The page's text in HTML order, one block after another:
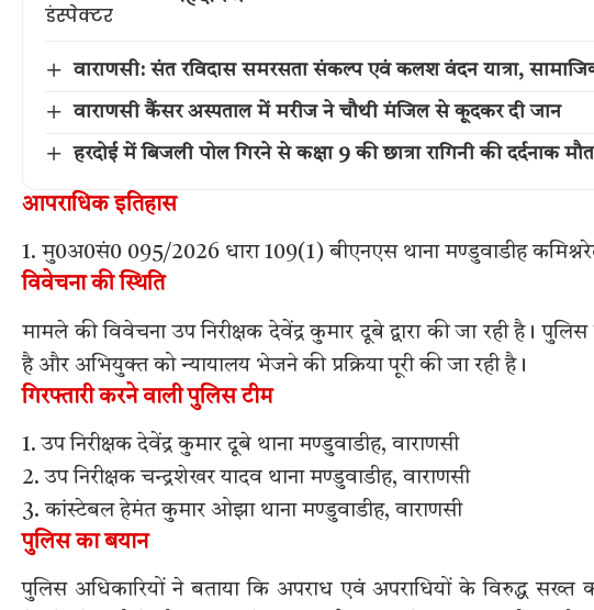
वाराणसी: संत रविदास समरसता संकल्प एवं कलश वंदन यात्रा,
वाराणसी कैंसर अस्पताल में मरीज ने चौथी मंजिल से कूदकर दी जान
हरदोई में बिजली पोल गिरने से कक्षा 9 की छात्रा रागिनी की दर्दनाक मौत
आपराधिक इतिहास
1. मु0अ0सं0 095/2026 धारा 109(1) बीएनएस थाना मण्डुवाडीह
विवेचना की स्थिति
मामले की विवेचना उप निरीक्षक देवेंद्र कुमार दूबे द्वारा की जा रही है।
है और अभियुक्त को न्यायालय भेजने की प्रक्रिया पूरी की जा रही है।
गिरफ्तारी करने वाली पुलिस टीम
1. उप निरीक्षक देवेंद्र कुमार दूबे थाना मण्डुवाडीह, वाराणसी
2. उप निरीक्षक चन्द्रशेखर यादव थाना मण्डुवाडीह, वाराणसी
3. कांस्टेबल हेमंत कुमार ओझा थाना मण्डुवाडीह, वाराणसी
पुलिस का बयान
पुलिस अधिकारियों ने बताया कि अपराध एवं अपराधियों के विरुद्ध सख्त